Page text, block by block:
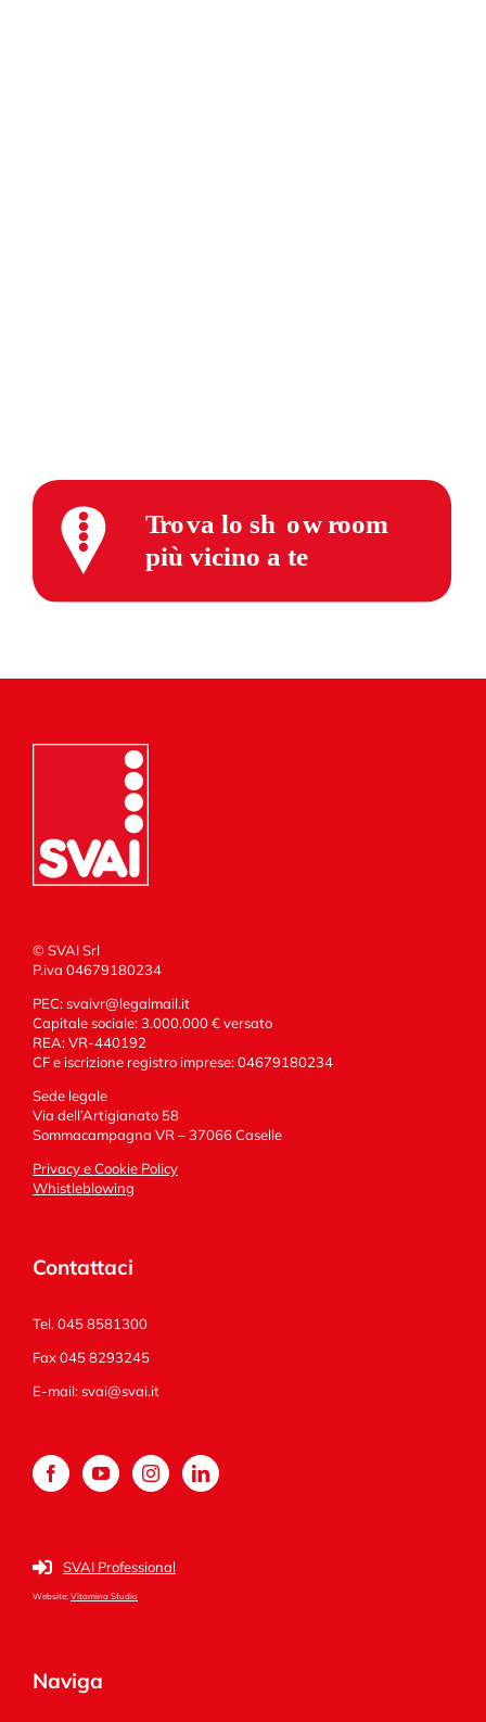
© SVAI Srl
P.iva 04679180234
PEC:svaivr@legalmail.it
Capitale sociale: 3.000.000 € versato
REA: VR-440192
CF e iscrizione registro imprese: 04679180234
Sede legale
Via dell’Artigianato 58
Sommacampagna VR – 37066 Caselle
Privacy e Cookie Policy
Whistleblowing
Contattaci
Tel. 045 8581300
Fax 045 8293245
E-mail:svai@svai.it
SVAI Professional
Website: Vitamina Studio
Naviga